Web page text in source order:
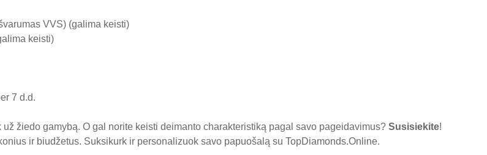
VVS) (galima keisti)
keisti)
7 d.d.
žiedo gamybą. O gal norite keisti deimanto charakteristiką pagal savo pageidavimus? Susisiekite!
ir biudžetus. Suksikurk ir personalizuok savo papuošalą su TopDiamonds.Online.